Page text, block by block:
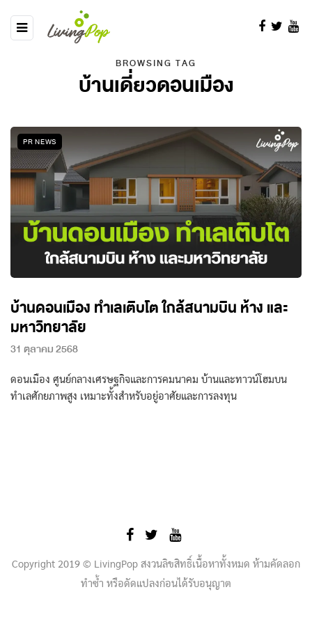
BROWSING TAG
บ้านเดี่ยวดอนเมือง
PR NEWS
บ้านดอนเมือง ทำเลเติบโต ใกล้สนามบิน ห้าง และ
มหาวิทยาลัย
31 ตุลาคม 2568
ดอนเมือง ศูนย์กลางเศรษฐกิจและการคมนาคม บ้านและทาวน์โฮมบน
ทำเลศักยภาพสูง เหมาะทั้งสำหรับอยู่อาศัยและการลงทุน
Copyright 2019 © LivingPop สงวนลิขสิทธิ์เนื้อหาทั้งหมด ห้ามคัดลอก
ทำซ้ำ หรือดัดแปลงก่อนได้รับอนุญาต